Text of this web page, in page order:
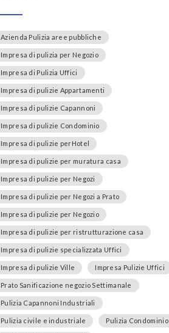
Azienda Pulizia aree pubbliche
Impresa di pulizia per Negozio
Impresa di Pulizia Uffici
Impresa di pulizie Appartamenti
Impresa di pulizie Capannoni
Impresa di pulizie Condominio
Impresa di pulizie perHotel
Impresa di pulizie per muratura casa
Impresa di pulizie per Negozi
Impresa di pulizie per Negozi a Prato
Impresa di pulizie per Negozio
Impresa di pulizie per ristrutturazione casa
Impresa di pulizie specializzata Uffici
Impresa di pulizie Ville Impresa Pulizie Uffici
Prato Sanificazione negozio Settimanale
Pulizia Capannoni Industriali
Pulizia civile e industriale Pulizia Condominio